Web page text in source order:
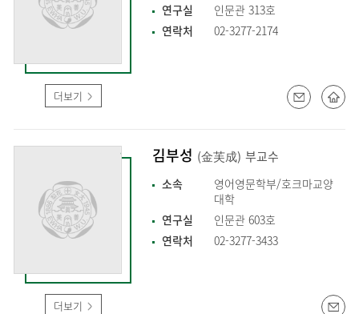
더보기
연구실
인문관 313호
연락처
02-3277-2174
더보기
김부성 (金芙成) 부교수
소속
영어영문학부/호크마교양
대학
연구실
인문관 603호
연락처
02-3277-3433